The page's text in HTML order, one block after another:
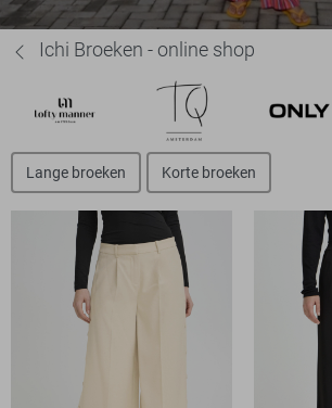
Ichi Broeken - online shop
Lange broeken Korte broeken